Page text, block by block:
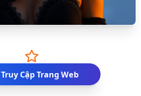
Truy Cập Trang Web